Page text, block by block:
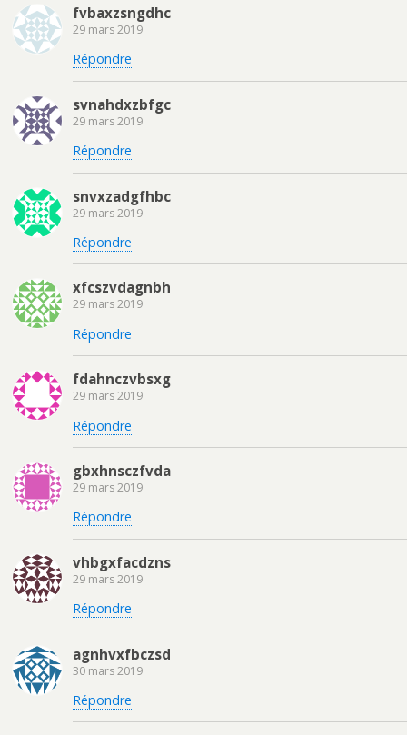
fvbaxzsngdhc
29 mars 2019
Répondre
svnahdxzbfgc
29 mars 2019
Répondre
snvxzadgfhbc
29 mars 2019
Répondre
xfcszvdagnbh
29 mars 2019
Répondre
fdahnczvbsxg
29 mars 2019
Répondre
gbxhnsczfvda
29 mars 2019
Répondre
vhbgxfacdzns
29 mars 2019
Répondre
agnhvxfbczsd
30 mars 2019
Répondre